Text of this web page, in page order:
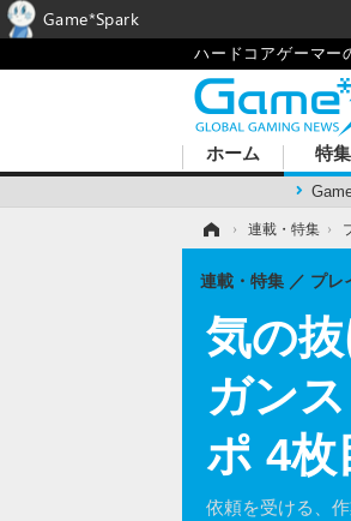
ハードコアゲーマー
ホーム 特集
› 連載・特集 ›
気の
ガン
ポ 4枚
依頼を受ける、
連載・特集 プレ
Game*Spark